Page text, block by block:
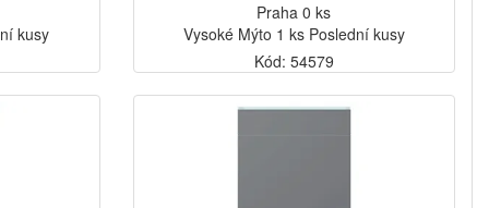
kusy
Praha 0 ks
Vysoké Mýto 1 ks Poslední kusy
Kód: 54579